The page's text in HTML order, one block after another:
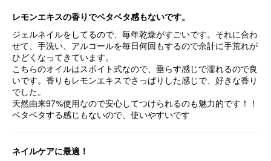
レモンエキスの香りでベタベタ感もないです。
ジェルネイルをしてるので、毎年乾燥がすごいです。それに合わ
せて、手洗い、アルコールを毎日何回もするので余計に手荒れが
ひどくなってきています。
こちらのオイルはスポイト式なので、垂らす感じで濡れるので良
いです。香りもレモンエキスでさっぱりした感じで、好きな香り
でした。
天然由来97%使用なので安心してつけられるのも魅力的です！！
ベタベタする感じもないので、使いやすいです
ネイルケアに最適！